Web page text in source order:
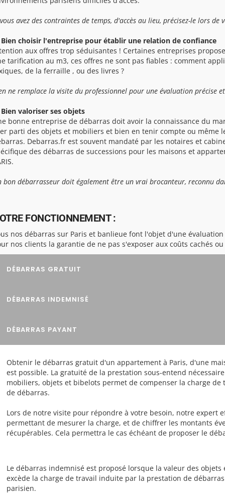
avez des contraintes de temps, d'accès au lieu, précisez-le lors
Bien choisir l'entreprise pour établir une relation de confiance
aux offres trop séduisantes ! Certaines entreprises
tarification au m3, ces offres ne sont pas fiables : comment
de la ferraille , ou des livres ?
ne remplace la visite du professionnel pour une évaluation précise
valoriser ses objets
bonne entreprise de débarras doit avoir la connaissance du
parti des objets et mobiliers et bien en tenir compte ou même
Debarras.fr est souvent mandaté par les notaires et
des débarras de successions pour les maisons et
bon débarrasseur doit également être un vrai brocanteur, reconnu
FONCTIONNEMENT :
nos débarras sur Paris et banlieue font l'objet d'une
nos clients la garantie de ne pas s'exposer aux coûts cachés
DÉBARRAS GRATUIT
DÉBARRAS INDEMNISÉ
DÉBARRAS PAYANT
Obtenir le débarras gratuit d'un appartement à Paris, d'une
est possible. La gratuité de la prestation sous-entend
mobiliers, objets et bibelots permet de compenser la charge
de débarras.
Lors de notre visite pour répondre à votre besoin, notre expert
permettant de mesurer la charge, et de chiffrer les montants
récupérables. Cela permettra le cas échéant de proposer le
Le débarras indemnisé est proposé lorsque la valeur des
excède la charge de travail induite par la prestation de
parisien.